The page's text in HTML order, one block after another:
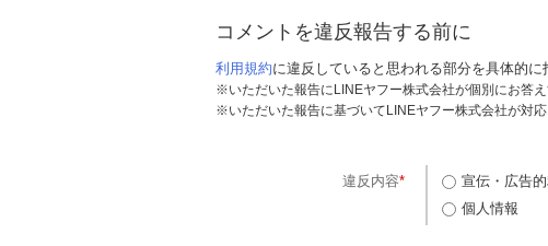
コメントを違反報告する前に
利用規約に違反していると思われる部分を具体的
※いただいた報告にLINEヤフー株式会社が個別にお答え
※いただいた報告に基づいてLINEヤフー株式会社が対
違反内容* 宣伝・広告
個人情報